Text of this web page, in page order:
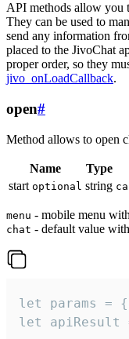
API methods allow you
They can be used to
send any information
placed to the JivoChat
proper order, so they
jivo_onLoadCallback.
open#
Method allows to open
Name Type
start optional string
menu - mobile menu
chat - default value
let params
let apiResult